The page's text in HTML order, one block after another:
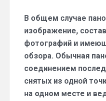
В общем случае
изображение,
фотографий и
обзора. Обычная
соединением
снятых из одной
на одном месте и